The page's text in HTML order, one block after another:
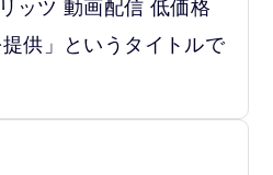
ッツ 動画配信 低価格
供」というタイトルで